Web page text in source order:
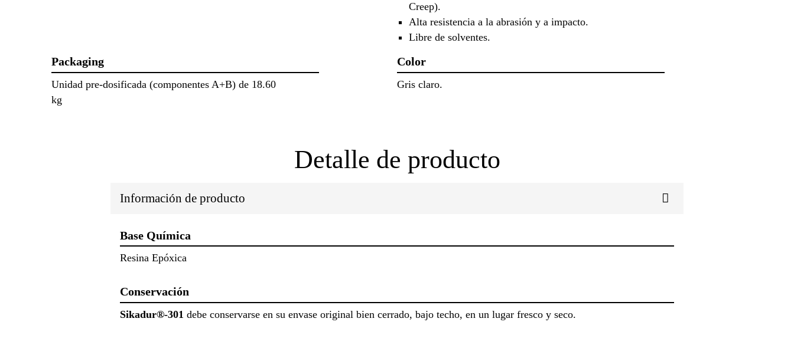
Creep).
Alta resistencia a la abrasión y a impacto.
Libre de solventes.
Packaging
Unidad pre-dosificada (componentes A+B) de 18.60
kg
Color
Gris claro.
Detalle de producto
Información de producto
Base Química
Resina Epóxica
Conservación
Sikadur®-301 debe conservarse en su envase original bien cerrado, bajo techo, en un lugar fresco y seco.